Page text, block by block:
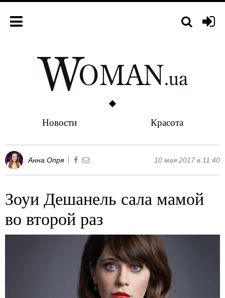
Новости Красота
Анна Опря 10 мая 2017 в 11:40
Зоуи Дешанель сала мамой
во второй раз